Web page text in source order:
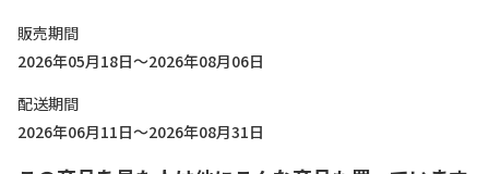
販売期間
2026年05月18日～2026年08月06日
配送期間
2026年06月11日～2026年08月31日